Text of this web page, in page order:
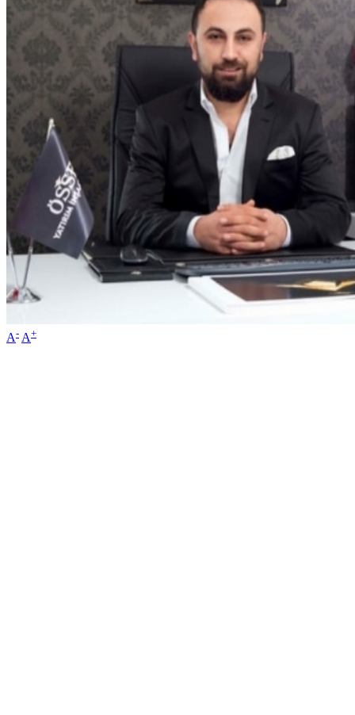
A- A+